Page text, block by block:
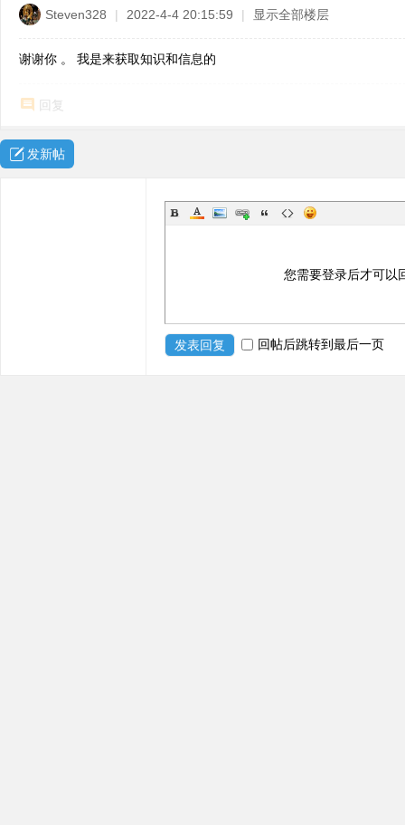
Steven328 | 2022-4-4 20:15:59 | 显示全部楼层
谢谢你 。 我是来获取知识和信息的
回复
发新帖
您需要登录后才可以
发表回复 回帖后跳转到最后一页